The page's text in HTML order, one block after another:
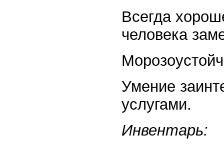
Всегда
человека
Умение
услугами.
Инвентарь: